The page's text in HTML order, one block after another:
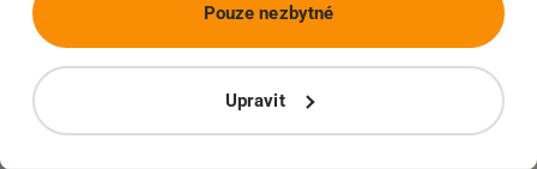
Upravit
Pouze nezbytné